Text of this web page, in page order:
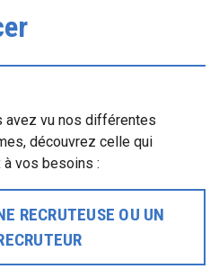
avez vu nos différentes
découvrez celle qui
vos besoins :
RECRUTEUSE OU UN